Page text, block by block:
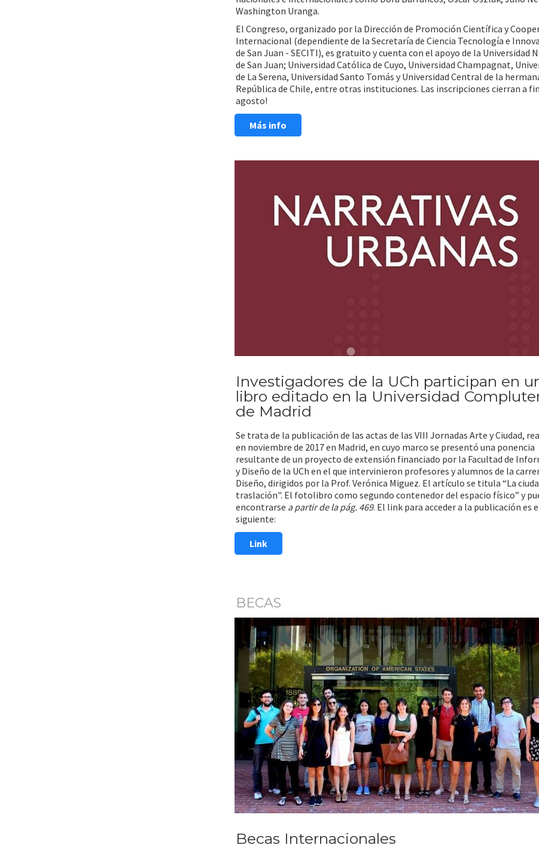
Washington Uranga.
El Congreso, organizado por la Dirección de Promoción Científica y
Internacional (dependiente de la Secretaría de Ciencia Tecnología e
de San Juan - SECITI), es gratuito y cuenta con el apoyo de la Universidad
de San Juan; Universidad Católica de Cuyo, Universidad Champagnat,
de La Serena, Universidad Santo Tomás y Universidad Central de la
República de Chile, entre otras instituciones. Las inscripciones cierran a
agosto!
Más info
Investigadores de la UCh participan en
libro editado en la Universidad
de Madrid
Se trata de la publicación de las actas de las VIII Jornadas Arte y Ciudad,
en noviembre de 2017 en Madrid, en cuyo marco se presentó una ponencia
resultante de un proyecto de extensión financiado por la Facultad de
y Diseño de la UCh en el que intervinieron profesores y alumnos de la
Diseño, dirigidos por la Prof. Verónica Miguez. El artículo se titula “La
traslación". El fotolibro como segundo contenedor del espacio físico” y
encontrarse a partir de la pág. 469. El link para acceder a la publicación es
siguiente:
Link
BECAS
Becas Internacionales